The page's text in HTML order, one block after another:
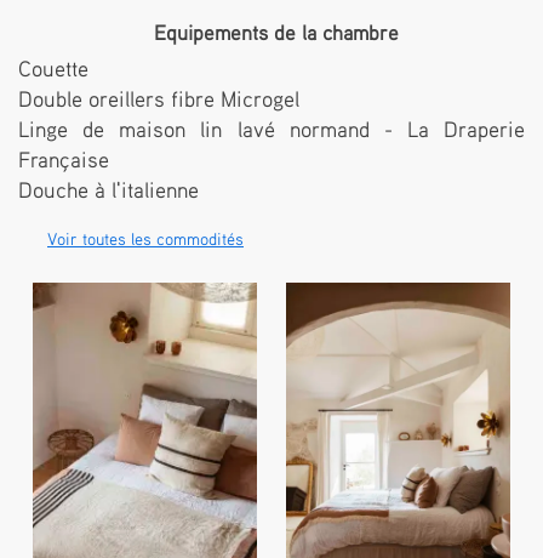
Equipements de la chambre
Couette
Double oreillers fibre Microgel
Linge de maison lin lavé normand - La Draperie
Française
Douche à l'italienne
Voir toutes les commodités